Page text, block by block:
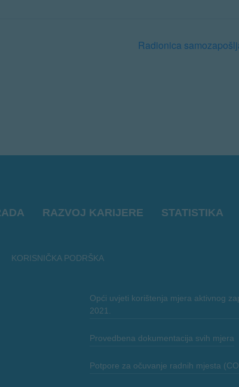
Radionica
RAZVOJ KARIJERE STATISTIKA
KORISNIČKA PODRŠKA
Opći uvjeti korištenja mjera aktivnog
2021.
Provedbena dokumentacija svih mjera
Potpore za očuvanje radnih mjesta